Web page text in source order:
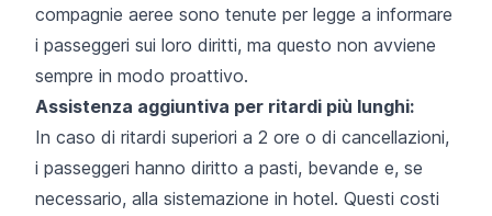
compagnie aeree sono tenute per legge a informare
i passeggeri sui loro diritti, ma questo non avviene
sempre in modo proattivo.
Assistenza aggiuntiva per ritardi più lunghi:
In caso di ritardi superiori a 2 ore o di cancellazioni,
i passeggeri hanno diritto a pasti, bevande e, se
necessario, alla sistemazione in hotel. Questi costi